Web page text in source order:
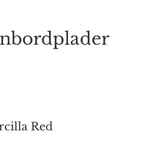
Red